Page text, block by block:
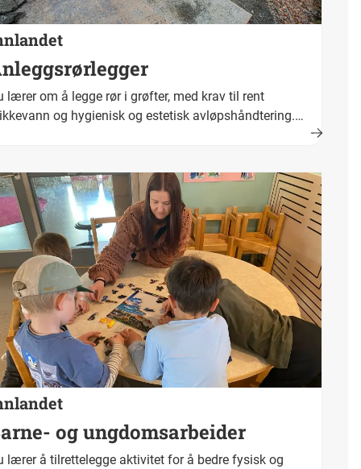
lærer om å legge rør i grøfter, med krav til rent
og hygienisk og estetisk avløpshåndtering.
og ungdomsarbeider
lærer å tilrettelegge aktivitet for å bedre fysisk og